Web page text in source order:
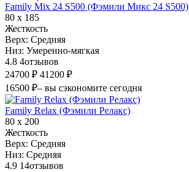
Family Mix 24 S500 (Фэмили Микс 24 S500)
80 х 185
Жесткость
Верх: Средняя
Низ: Умеренно-мягкая
4.8 4отзывов
24700 ₽ 41200 ₽
16500 ₽– вы сэкономите сегодня
Family Relax (Фэмили Релакс)
80 х 200
Жесткость
Верх: Средняя
Низ: Средняя
4.9 14отзывов